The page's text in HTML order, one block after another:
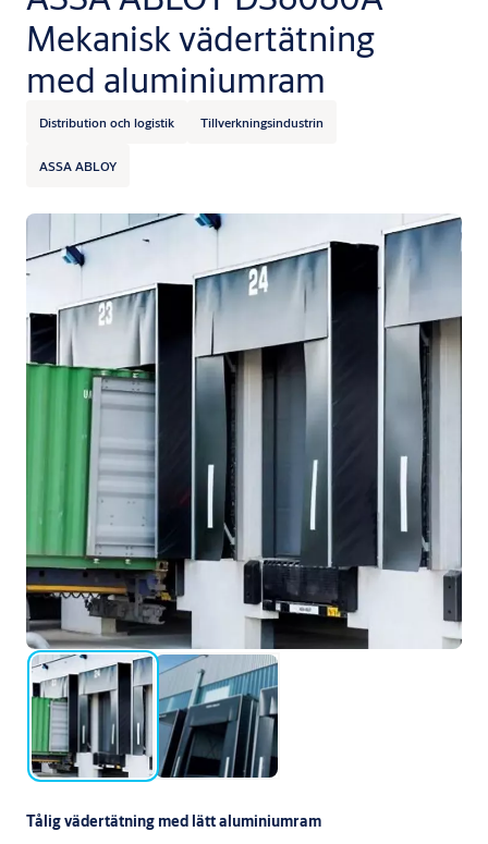
Mekanisk vädertätning
med aluminiumram
Distribution och logistik Tillverkningsindustrin
ASSA ABLOY
Tålig vädertätning med lätt aluminiumram